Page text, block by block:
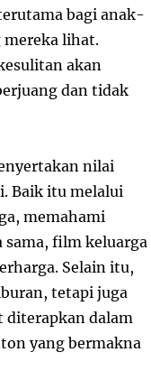
bagi anak-
mereka lihat.
akan
dan tidak
nilai
Baik itu melalui
memahami
sama, film keluarga
Selain itu,
tetapi juga
diterapkan dalam
yang bermakna